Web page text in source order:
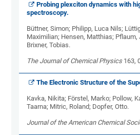
Probing plexciton dynamics with
spectroscopy.
Büttner, Simon; Philipp, Luca Nils;
Maximilian; Hensen, Matthias; Pflaum,
Brixner, Tobias.
The Journal of Chemical Physics163,
The Electronic Structure of the
Kavka, Nikita; Förstel, Marko; Pollow,
Taarna; Mitric, Roland; Dopfer, Otto.
Journal of the American Chemical